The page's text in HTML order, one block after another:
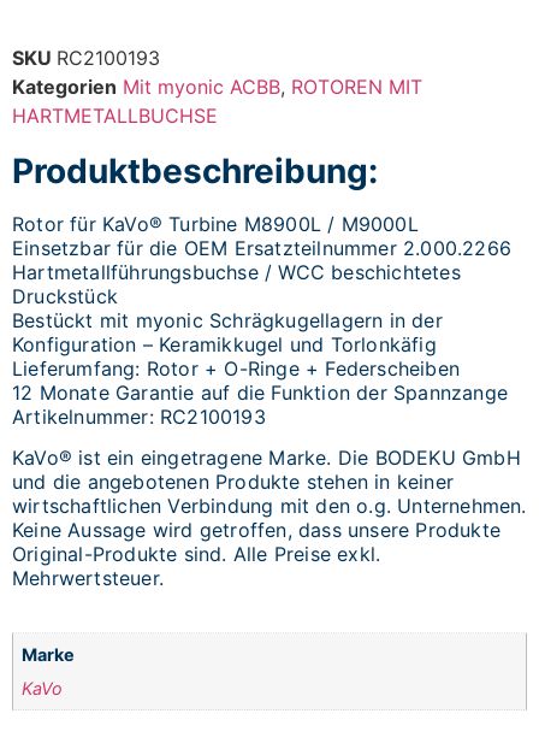
SKU RC2100193
Kategorien Mit myonic ACBB, ROTOREN MIT
HARTMETALLBUCHSE
Produktbeschreibung:
Rotor für KaVo® Turbine M8900L / M9000L
Einsetzbar für die OEM Ersatzteilnummer 2.000.2266
Hartmetallführungsbuchse / WCC beschichtetes
Druckstück
Bestückt mit myonic Schrägkugellagern in der
Konfiguration – Keramikkugel und Torlonkäfig
Lieferumfang: Rotor + O-Ringe + Federscheiben
12 Monate Garantie auf die Funktion der Spannzange
Artikelnummer: RC2100193
KaVo® ist ein eingetragene Marke. Die BODEKU GmbH
und die angebotenen Produkte stehen in keiner
wirtschaftlichen Verbindung mit den o.g. Unternehmen.
Keine Aussage wird getroffen, dass unsere Produkte
Original-Produkte sind. Alle Preise exkl.
Mehrwertsteuer.
Marke
KaVo